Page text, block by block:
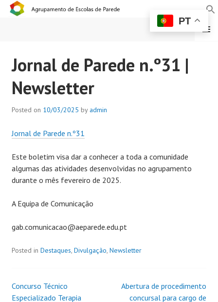
AGRUPAMENTO DE
ESCOLAS DE PAREDE
MENU
Jornal de Parede n.º31 |
Newsletter
Posted on 10/03/2025 by admin
Jornal de Parede n.º31
Este boletim visa dar a conhecer a toda a comunidade
algumas das atividades desenvolvidas no agrupamento
durante o mês fevereiro de 2025.
A Equipa de Comunicação
gab.comunicacao@aeparede.edu.pt
Posted in Destaques, Divulgação, Newsletter
Concurso Técnico
Especializado Terapia
Abertura de procedimento
concursal para cargo de
PT